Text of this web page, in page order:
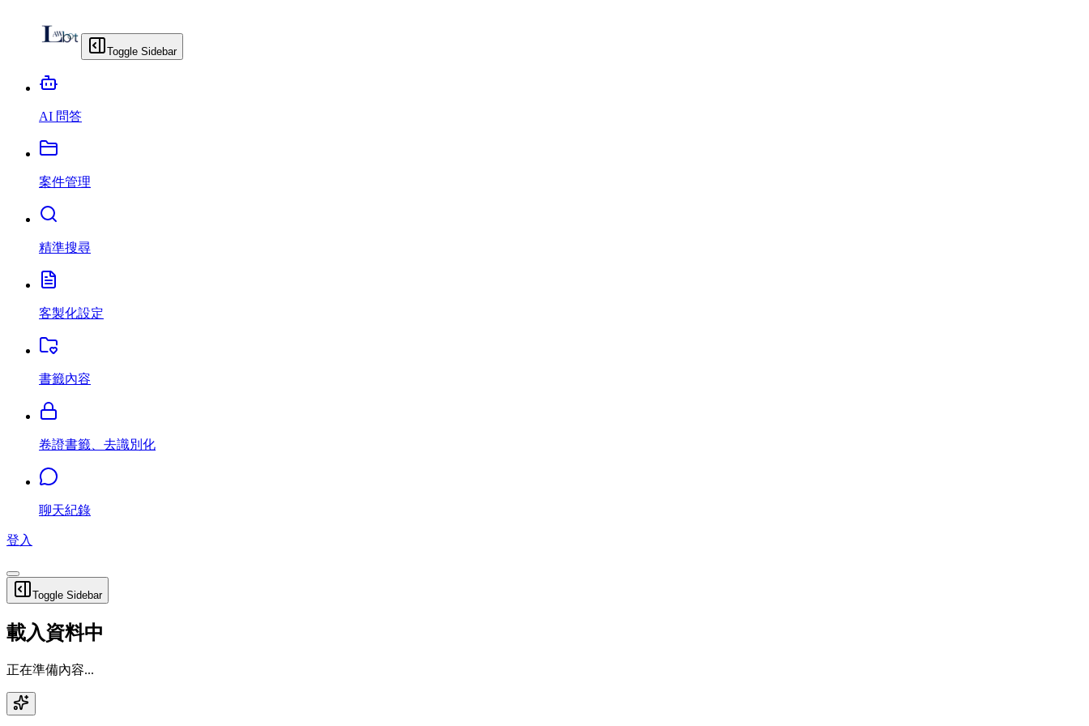
Toggle Sidebar
AI 問答
案件管理
精準搜尋
客製化設定
書籤內容
卷證書籤、去識別化
聊天紀錄
登入
Toggle Sidebar
載入資料中
正在準備內容...